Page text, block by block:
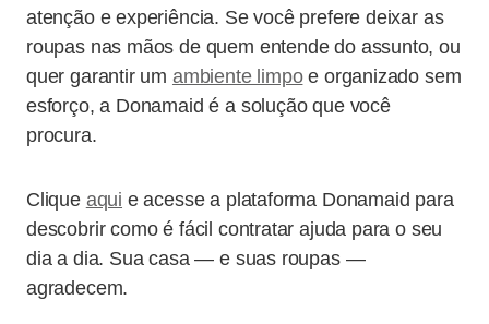
atenção e experiência. Se você prefere deixar as
roupas nas mãos de quem entende do assunto, ou
quer garantir um ambiente limpoe organizado sem
esforço, a Donamaid é a solução que você
procura.
Clique aqui e acesse a plataforma Donamaid para
descobrir como é fácil contratar ajuda para o seu
dia a dia. Sua casa — e suas roupas —
agradecem.